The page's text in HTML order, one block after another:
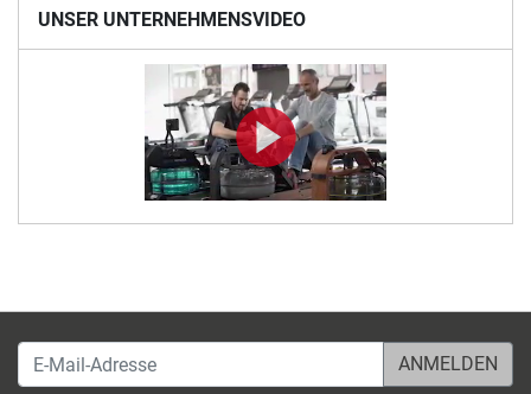
UNSER UNTERNEHMENSVIDEO
E-Mail-Adresse